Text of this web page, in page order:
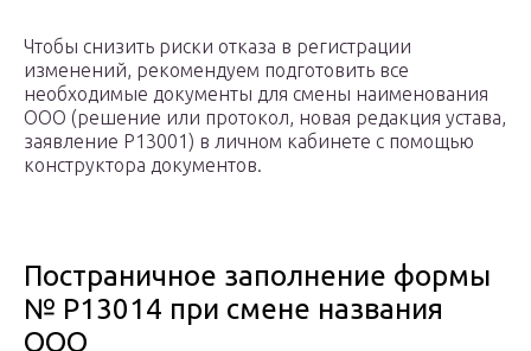
Чтобы снизить риски отказа в регистрации
изменений, рекомендуем подготовить все
необходимые документы для смены наименования
ООО (решение или протокол, новая редакция устава,
заявление Р13001) в личном кабинете с помощью
конструктора документов.
Постраничное заполнение формы
№ Р13014 при смене названия
ООО